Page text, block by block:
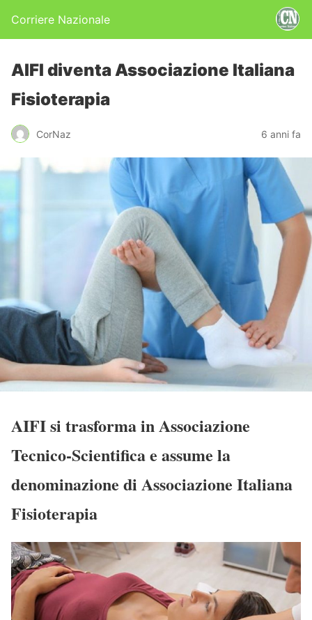
Corriere Nazionale
AIFI diventa Associazione Italiana
Fisioterapia
CorNaz 6 anni fa
AIFI si trasforma in Associazione
Tecnico-Scientifica e assume la
denominazione di Associazione Italiana
Fisioterapia